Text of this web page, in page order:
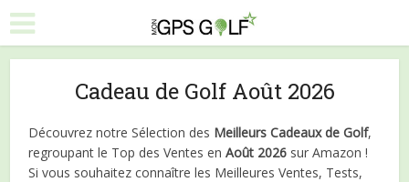
Cadeau de Golf Août 2026
Découvrez notre Sélection des Meilleurs Cadeaux de Golf,
regroupant le Top des Ventes enAoût 2026 sur Amazon !
Si vous souhaitez connaître les Meilleures Ventes, Tests,